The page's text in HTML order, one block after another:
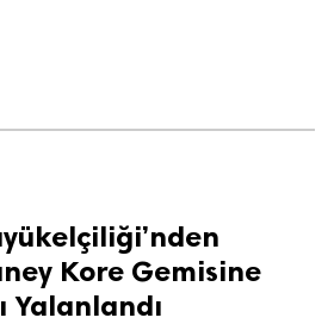
Kore Gemisine
Yalanlandı